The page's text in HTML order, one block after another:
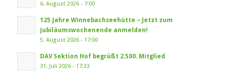
6. August 2026 - 7:00
125 Jahre Winnebachseehütte – Jetzt zum
Jubiläumswochenende anmelden!
5. August 2026 - 17:00
DAV Sektion Hof begrüßt 2.500. Mitglied
31. Juli 2026 - 17:33